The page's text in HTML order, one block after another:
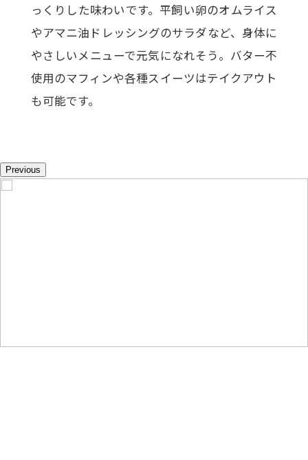
っくりした味わいです。平飼い卵のオムライス
やアマニ油ドレッシングのサラダなど、身体に
やさしいメニューで元気になれそう。バター不
使用のマフィンや各種スイーツはテイクアウト
も可能です。
Previous